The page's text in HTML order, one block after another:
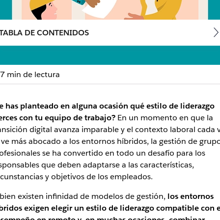
guía para gerentes
cualquier contexto profesional, en entornos híbridos
DE CONTENIDOS
7 min de lectura
has planteado en alguna ocasión qué estilo de liderazgo
con tu equipo de trabajo?En un momento en que la
digital avanza imparable y el contexto laboral cada
ve más abocado a los entornos híbridos, la gestión de
se ha convertido en todo un desafío para los
que deben adaptarse a las características,
y objetivos de los empleados.
existen infinidad de modelos de gestión, los entornos
exigen elegir un estilo de liderazgo compatible con